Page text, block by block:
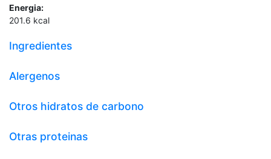
Energia:
201.6 kcal
Ingredientes
Alergenos
Otros hidratos de carbono
Otras proteinas